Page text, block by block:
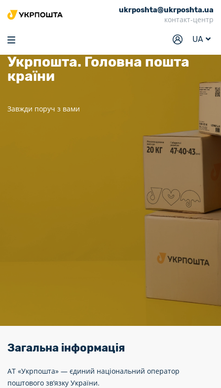
ukrposhta@ukrposhta.ua
контакт-центр
UA
Головна
Маркет
Аптека
Трекінг
Тарифи
Укрпошта. Головна пошта
країни
Завжди поруч з вами
Загальна інформація
АТ «Укрпошта» — єдиний національний оператор
поштового зв’язку України.